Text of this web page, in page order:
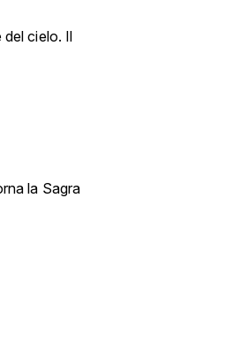
del cielo. Il
la Sagra